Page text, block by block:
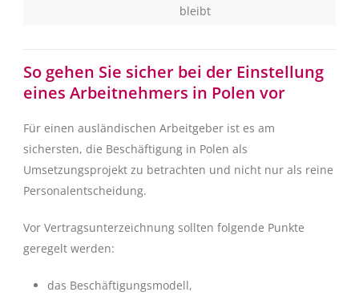
bleibt
So gehen Sie sicher bei der Einstellung
eines Arbeitnehmers in Polen vor
Für einen ausländischen Arbeitgeber ist es am
sichersten, die Beschäftigung in Polen als
Umsetzungsprojekt zu betrachten und nicht nur als reine
Personalentscheidung.
Vor Vertragsunterzeichnung sollten folgende Punkte
geregelt werden:
das Beschäftigungsmodell,